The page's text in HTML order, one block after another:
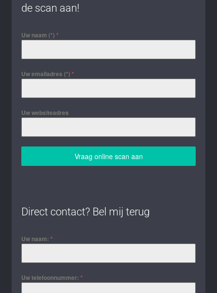
de scan aan!
Uw naam (*) *
Uw emailadres (*) *
Uw websiteadres
Vraag online scan aan
Direct contact? Bel mij terug
Uw naam: *
Uw telefoonnummer: *